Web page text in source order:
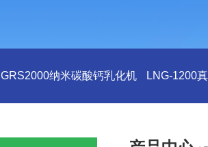
GRS2000纳米碳酸钙乳化机 LNG-1200